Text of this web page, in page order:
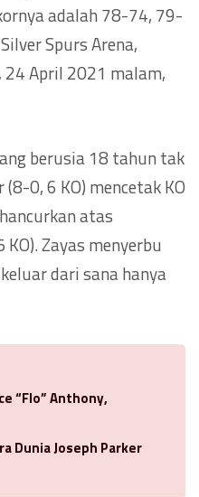
adalah 78-74, 79-
Spurs Arena,
24 April 2021 malam,
berusia 18 tahun tak
0, 6 KO) mencetak KO
atas
Zayas menyerbu
dari sana hanya
“Flo” Anthony,
Dunia Joseph Parker